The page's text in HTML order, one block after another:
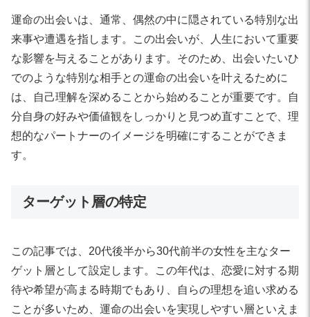
運命の出会いは、通常、偶然の中に隠されている特別な出
来事や遭遇を指します。この出会いが、人生において重要
な影響を与えることがあります。そのため、出会いたいひ
でのような特別な相手との運命の出会いを叶えるために
は、自己理解を深めることから始めることが重要です。自
分自身の好みや価値観をしっかりと見つめ直すことで、理
想的なパートナーのイメージを明確にすることができま
す。
ターゲット層の特定
この記事では、20代後半から30代前半の女性を主なター
ゲット層として設定します。この年代は、恋愛に対する期
待や希望が高まる時期でもあり、自らの理想を追い求める
ことが多いため、運命の出会いを実現しやすい層といえま